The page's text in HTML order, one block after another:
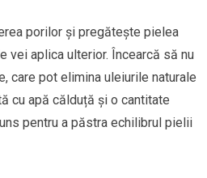
porilor și pregătește pielea
vei aplica ulterior. Încearcă să nu
care pot elimina uleiurile naturale
cu apă călduță și o cantitate
pentru a păstra echilibrul pielii